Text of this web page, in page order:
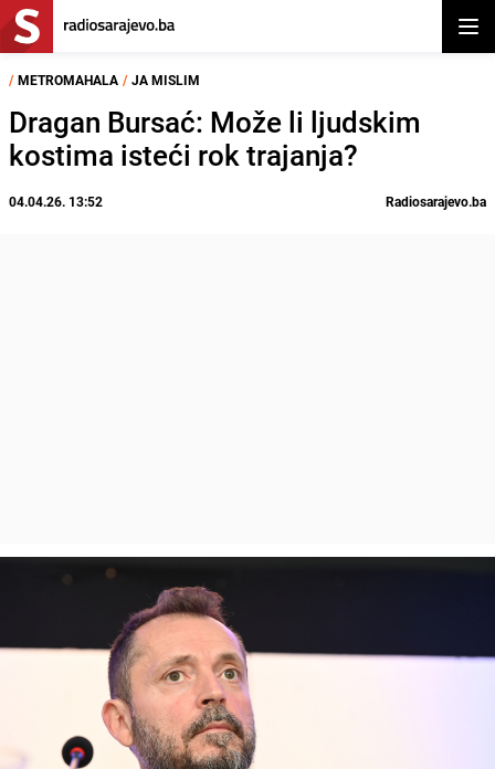
/ METROMAHALA / JA MISLIM
Dragan Bursać: Može li ljudskim
kostima isteći rok trajanja?
04.04.26. 13:52 Radiosarajevo.ba